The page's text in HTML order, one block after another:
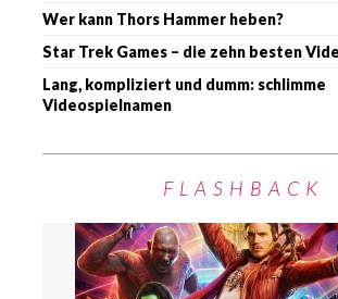
Wer kann Thors Hammer heben?
Star Trek Games – die zehn besten
Lang, kompliziert und dumm: schlimme
Videospielnamen
FLASHBACK